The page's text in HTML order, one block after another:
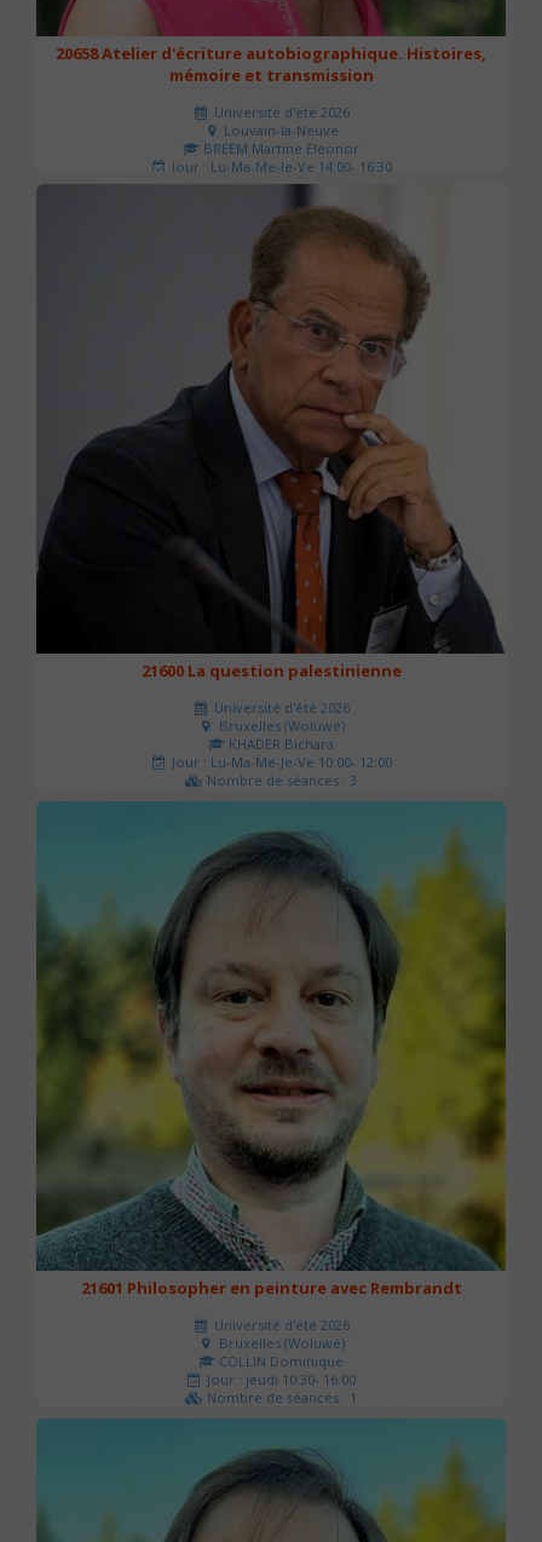
20658 Atelier d'écriture autobiographique. Histoires,
mémoire et transmission
Université d'été 2026
Louvain-la-Neuve
BREEM Martine Eleonor
Jour : Lu-Ma-Me-Je-Ve 14:00- 16:30
Nombre de séances : 3
21600 La question palestinienne
Université d'été 2026
Bruxelles (Woluwé)
KHADER Bichara
Jour : Lu-Ma-Me-Je-Ve 10:00- 12:00
Nombre de séances : 3
63 €
21601 Philosopher en peinture avec Rembrandt
Université d'été 2026
Bruxelles (Woluwé)
COLLIN Dominique
Jour : jeudi 10:30- 16:00
Nombre de séances : 1
40 €